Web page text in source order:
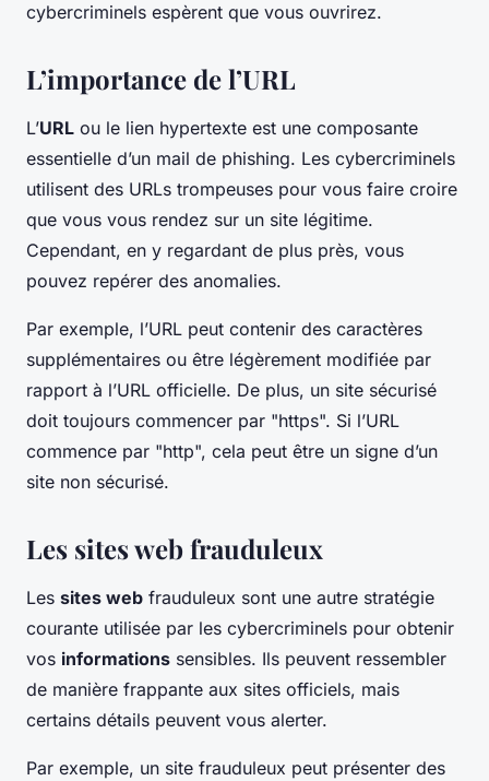
cybercriminels espèrent que vous ouvrirez.
L’importance de l’URL
L’URL ou le lien hypertexte est une composante
essentielle d’un mail de phishing. Les cybercriminels
utilisent des URLs trompeuses pour vous faire croire
que vous vous rendez sur un site légitime.
Cependant, en y regardant de plus près, vous
pouvez repérer des anomalies.
Par exemple, l’URL peut contenir des caractères
supplémentaires ou être légèrement modifiée par
rapport à l’URL officielle. De plus, un site sécurisé
doit toujours commencer par "https". Si l’URL
commence par "http", cela peut être un signe d’un
site non sécurisé.
Les sites web frauduleux
Les sites web frauduleux sont une autre stratégie
courante utilisée par les cybercriminels pour obtenir
vos informations sensibles. Ils peuvent ressembler
de manière frappante aux sites officiels, mais
certains détails peuvent vous alerter.
Par exemple, un site frauduleux peut présenter des